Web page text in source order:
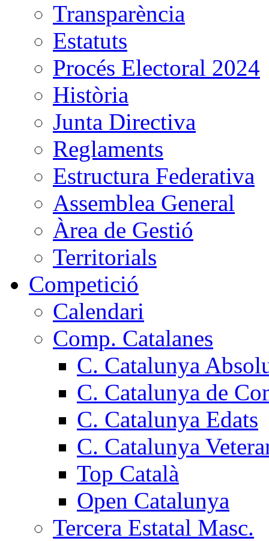
Transparència
Estatuts
Procés Electoral 2024
Història
Junta Directiva
Reglaments
Estructura Federativa
Assemblea General
Àrea de Gestió
Territorials
Competició
Calendari
Comp. Catalanes
C. Catalunya
C. Catalunya de
C. Catalunya Edats
C. Catalunya
Top Català
Open Catalunya
Tercera Estatal Masc.